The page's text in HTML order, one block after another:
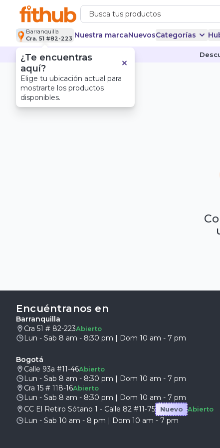
Barranquilla
Cra. 51 #82-223 Nuestra marcaNuevosCategorías
Encuéntranos en
Barranquilla
Cra 51 # 82-223Abierto
Lun - Sab 8 am - 8:30 pm | Dom 10 am - 7 pm
Bogotá
Calle 93a #11-46Abierto
Lun - Sab 8 am - 8:30 pm | Dom 10 am - 7 pm
Cra 15 # 118-16Abierto
Lun - Sab 8 am - 8:30 pm | Dom 10 am - 7 pm
CC El Retiro Sótano 1 - Calle 82 #11-75
Nuevo Abierto
Lun - Sab 10 am - 8 pm | Dom 10 am - 7 pm
¿Te encuentras
aquí?
Elige tu ubicación actual para
mostrarte los productos
disponibles.